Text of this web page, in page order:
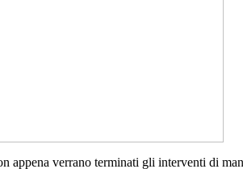
appena verrano terminati gli interventi di